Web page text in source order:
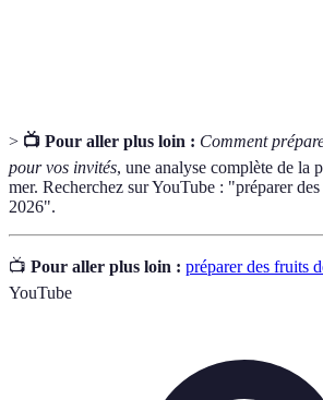
> 📺 Pour aller plus loin : Comment
pour vos invités, une analyse complète de la
mer. Recherchez sur YouTube : "préparer
2026".
📺 Pour aller plus loin : préparer des fruits
YouTube